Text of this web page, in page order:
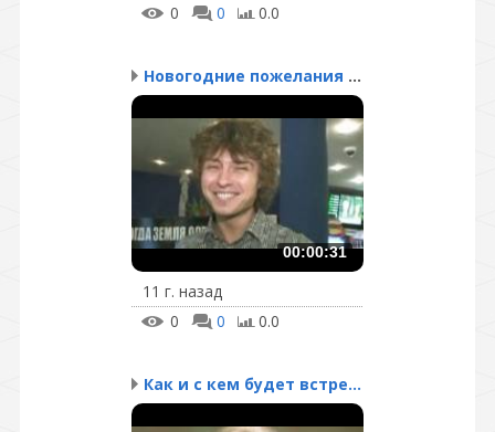
0
0 0.0
Новогодние пожелания от...
00:00:31
11 г. назад
0
0 0.0
Как и с кем будет встре...